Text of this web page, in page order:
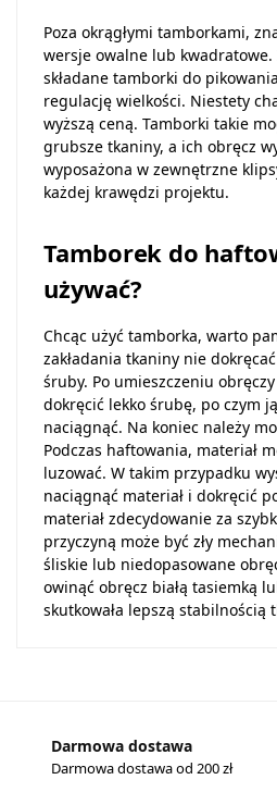
Poza okrągłymi tamborkami,
wersje owalne lub
składane tamborki do
regulację wielkości. Niestety
wyższą ceną. Tamborki takie
grubsze tkaniny, a ich obręcz
wyposażona w zewnętrzne
każdej krawędzi projektu.
Tamborek do
używać?
Chcąc użyć tamborka, warto
zakładania tkaniny nie
śruby. Po umieszczeniu
dokręcić lekko śrubę, po czym
naciągnąć. Na koniec należy
Podczas haftowania, materiał
luzować. W takim przypadku
naciągnąć materiał i dokręcić
materiał zdecydowanie za
przyczyną może być zły
śliskie lub niedopasowane
owinąć obręcz białą tasiemką
skutkowała lepszą stabilnością
Darmowa dostawa
Darmowa dostawa od 200 zł